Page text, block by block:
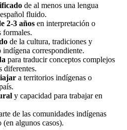
de al menos una lengua
fluido.
2-3 años en interpretación o
formales.
de la cultura, tradiciones y
correspondiente.
para traducir conceptos complejos
diferentes.
a territorios indígenas o
y capacidad para trabajar en
de las comunidades indígenas
algunos casos).